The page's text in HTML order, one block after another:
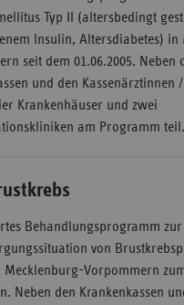
Typ II (altersbedingt
Insulin, Altersdiabetes) in
seit dem 01.06.2005. Neben
und den Kassenärztinnen
Krankenhäuser und zwei
am Programm teil.
Behandlungsprogramm zur
von
Mecklenburg-Vorpommern
Neben den Krankenkassen